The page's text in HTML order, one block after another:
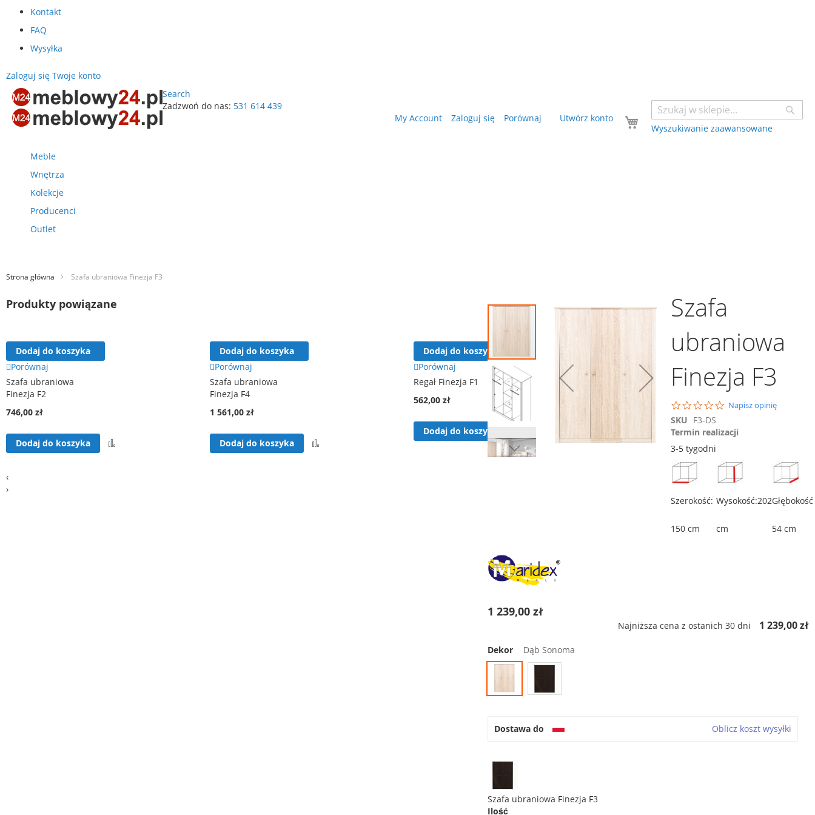
Kontakt
FAQ
Wysyłka
Zaloguj się Twoje konto
Search
Wyszukiwanie zaawansowane
Zadzwoń do nas: 531 614 439
Twój koszyk
My Account Zaloguj się Porównaj Utwórz konto
Meble
Wnętrza
Kolekcje
Producenci
Outlet
Strona główna Szafa ubraniowa Finezja F3
Przejdź
koniec
galerii
Szafa
ubraniowa
Finezja F3
0.0
Napisz opinię
SKU F3-DS
Termin realizacji
3-5 tygodni
Szerokość:
150 cm
Wysokość:202
cm
Głębokość
54 cm
1 239,00 zł
Najniższa cena z ostanich 30 dni 1 239,00 zł
Dekor Dąb Sonoma
Dostawa do Oblicz koszt wysyłki
Szafa ubraniowa Finezja F3
Ilość
Produkty powiązane
Dodaj do koszyka
Porównaj
Szafa ubraniowa
Finezja F2
746,00 zł
Dodaj do koszyka
Dodaj do koszyka
Porównaj
Szafa ubraniowa
Finezja F4
1 561,00 zł
Dodaj do koszyka
Dodaj do koszyka
Porównaj
Regał Finezja F1
562,00 zł
Dodaj do koszyka
Dodaj do koszyka
Porównaj
Regał Finezja F8
702,00 zł
Dodaj do koszyka Porównaj
‹
›